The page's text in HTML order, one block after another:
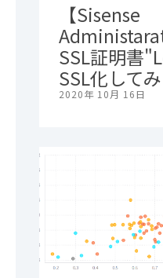
【Sisense
SSL証明書
SSL化して
2020年 10月 16日